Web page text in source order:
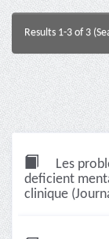
Results 1-3 of 3
Les
deficient
clinique